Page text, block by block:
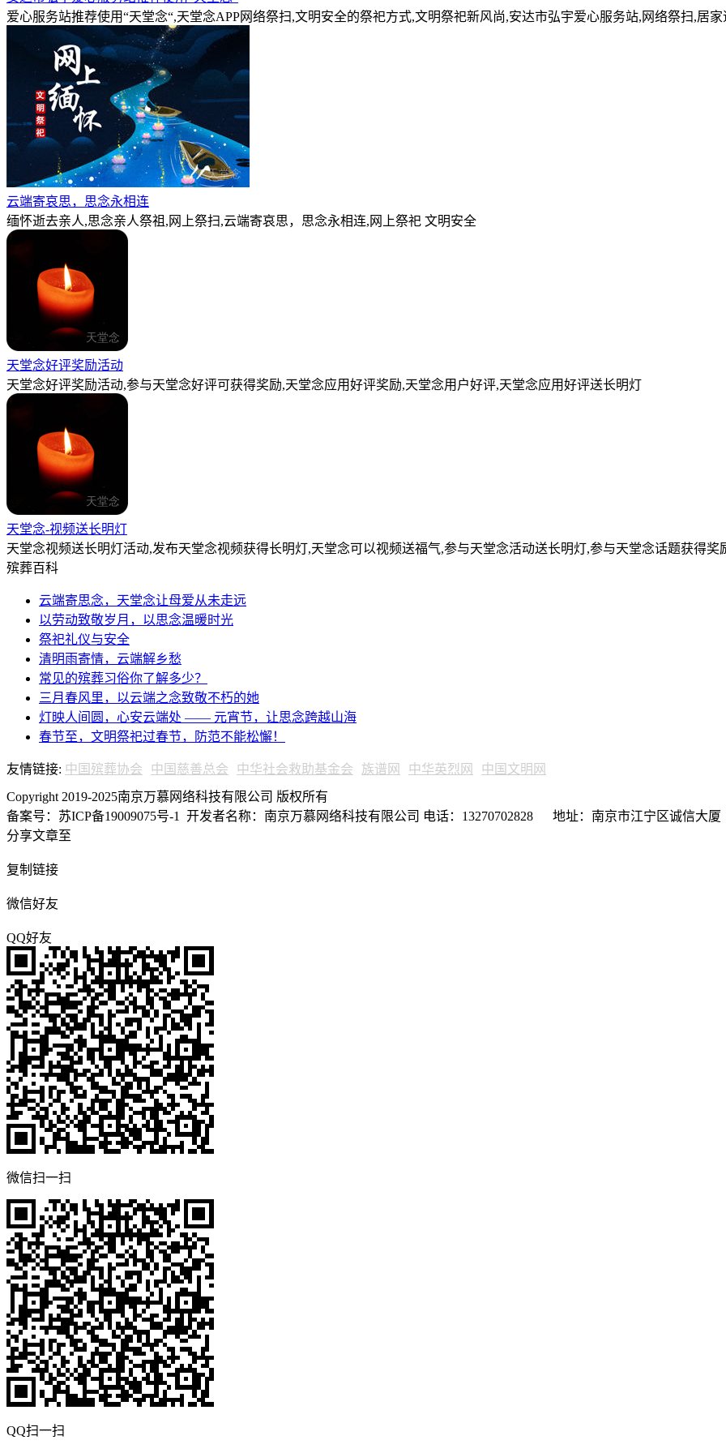
爱心服务站推荐使用“天堂念“,天堂念APP网络祭扫,文明安全的祭祀方式,文明祭祀新风尚,安达市弘宇爱心服务站,网络祭扫,居
云端寄哀思，思念永相连
缅怀逝去亲人,思念亲人祭祖,网上祭扫,云端寄哀思，思念永相连,网上祭祀 文明安全
天堂念好评奖励活动
天堂念好评奖励活动,参与天堂念好评可获得奖励,天堂念应用好评奖励,天堂念用户好评,天堂念应用好评送长明灯
天堂念-视频送长明灯
天堂念视频送长明灯活动,发布天堂念视频获得长明灯,天堂念可以视频送福气,参与天堂念活动送长明灯,参与天堂念话题获得奖
殡葬百科
云端寄思念，天堂念让母爱从未走远
以劳动致敬岁月，以思念温暖时光
祭祀礼仪与安全
清明雨寄情，云端解乡愁
常见的殡葬习俗你了解多少？
三月春风里，以云端之念致敬不朽的她
灯映人间圆，心安云端处 —— 元宵节，让思念跨越山海
春节至，文明祭祀过春节，防范不能松懈！
友情链接: 中国殡葬协会 中国慈善总会 中华社会救助基金会 族谱网 中华英烈网
中国文明网
Copyright 2019-2025南京万慕网络科技有限公司 版权所有
备案号：苏ICP备19009075号-1
开发者名称：南京万慕网络科技有限公司 电话：13270702828 地址：南京市江宁区诚信大厦
分享文章至
复制链接
微信好友
QQ好友
微信扫一扫
QQ扫一扫